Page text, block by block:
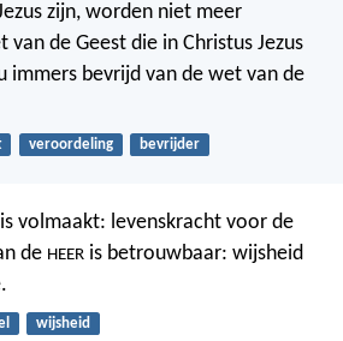
zijn, worden niet meer
de Geest die in Christus Jezus
immers bevrijd van de wet van de
veroordeling bevrijder
is volmaakt: levenskracht voor de
de HEER is betrouwbaar: wijsheid
wijsheid